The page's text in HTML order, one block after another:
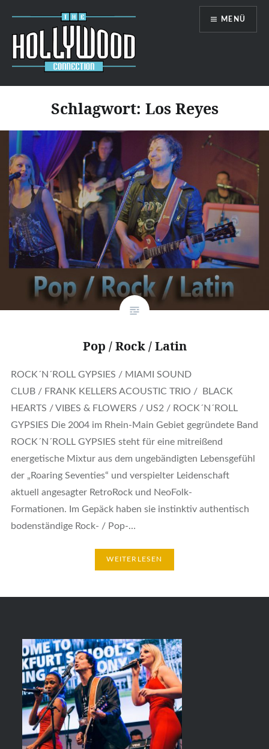
springen
Hollywood-Connection
MENÜ
Schlagwort: Los Reyes
Pop / Rock / Latin
ROCK´N´ROLL GYPSIES / MIAMI SOUND
CLUB / FRANK KELLERS ACOUSTIC TRIO / BLACK
HEARTS / VIBES & FLOWERS / US2 / ROCK´N´ROLL
GYPSIES Die 2004 im Rhein-Main Gebiet gegründete Band
ROCK´N´ROLL GYPSIES steht für eine mitreißend
energetische Mixtur aus dem ungebändigten Lebensgefühl
der „Roaring Seventies“ und verspielter Leidenschaft
aktuell angesagter RetroRock und NeoFolk-
Formationen. Im Gepäck haben sie instinktiv authentisch
bodenständige Rock- / Pop-…
WEITERLESEN